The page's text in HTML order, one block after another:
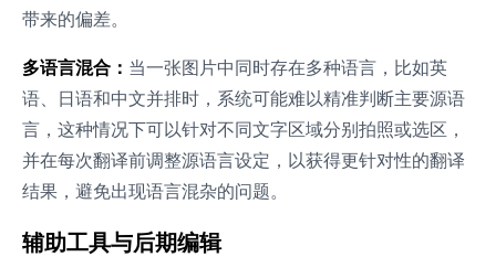
带来的偏差。
多语言混合： 当一张图片中同时存在多种语言，比如英
语、日语和中文并排时，系统可能难以精准判断主要源语
言，这种情况下可以针对不同文字区域分别拍照或选区，
并在每次翻译前调整源语言设定，以获得更针对性的翻译
结果，避免出现语言混杂的问题。
辅助工具与后期编辑